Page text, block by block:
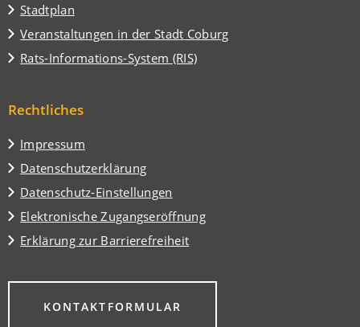
Stadtplan
(Öffnet
in
einem
neuen
Veranstaltungen in der Stadt Coburg
(Öffnet
in
einem
Tab)
Rats-Informations-System (RIS)
(Öffnet
neuen
Rechtliches
Impressum
Datenschutzerklärung
Datenschutz-Einstellungen
Elektronische Zugangseröffnung
Erklärung zur Barrierefreiheit
KONTAKTFORMULAR
(ÖFFNET